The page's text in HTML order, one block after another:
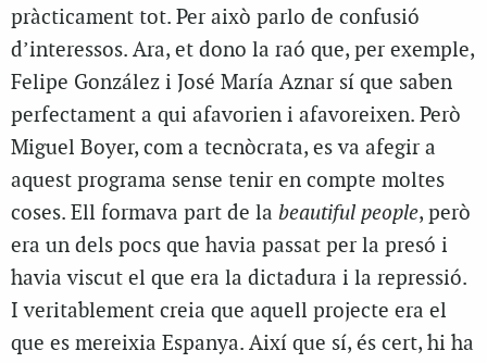
pràcticament tot. Per això parlo de confusió
d’interessos. Ara, et dono la raó que, per exemple,
Felipe González i José María Aznar sí que saben
perfectament a qui afavorien i afavoreixen. Però
Miguel Boyer, com a tecnòcrata, es va afegir a
aquest programa sense tenir en compte moltes
coses. Ell formava part de la beautiful people, però
era un dels pocs que havia passat per la presó i
havia viscut el que era la dictadura i la repressió.
I veritablement creia que aquell projecte era el
que es mereixia Espanya. Així que sí, és cert, hi ha